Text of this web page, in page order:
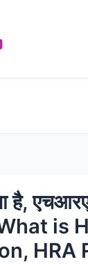
है,
is
HRA